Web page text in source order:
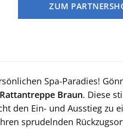
ZUM
Spa-Paradies!
Braun. Diese
den Ein- und Ausstieg zu
sprudelnden